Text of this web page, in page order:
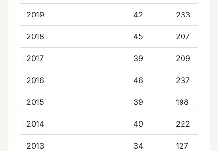
2019 42 233
2018 45 207
2017 39 209
2016 46 237
2015 39 198
2014 40 222
2013 34 127